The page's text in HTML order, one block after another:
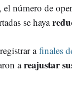
número de
se haya
afinales
areajustar